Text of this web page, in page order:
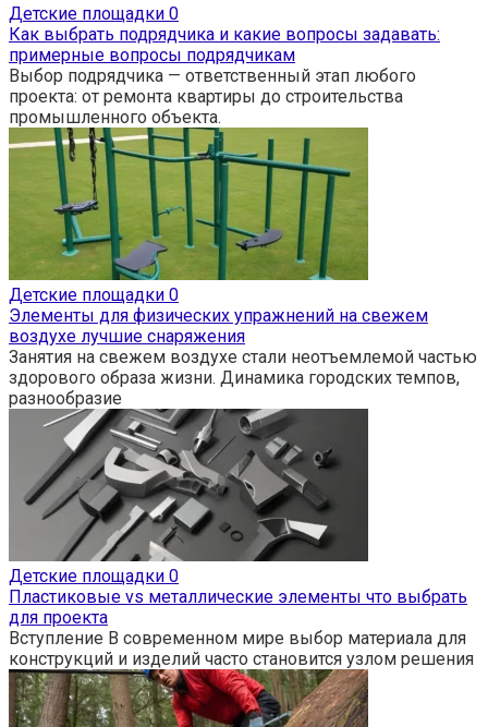
Детские площадки 0
Как выбрать подрядчика и какие вопросы задавать:
примерные вопросы подрядчикам
Выбор подрядчика — ответственный этап любого
проекта: от ремонта квартиры до строительства
промышленного объекта.
Детские площадки 0
Элементы для физических упражнений на свежем
воздухе лучшие снаряжения
Занятия на свежем воздухе стали неотъемлемой частью
здорового образа жизни. Динамика городских темпов,
разнообразие
Детские площадки 0
Пластиковые vs металлические элементы что выбрать
для проекта
Вступление В современном мире выбор материала для
конструкций и изделий часто становится узлом решения